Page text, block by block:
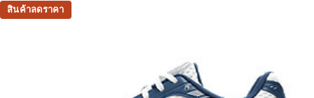
สินค้าลดราคา